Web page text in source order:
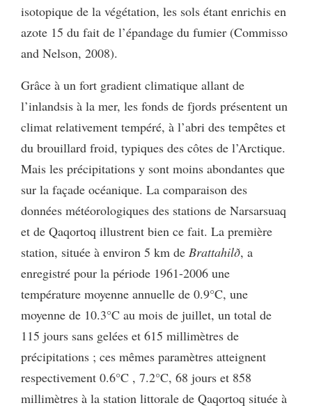
isotopique de la végétation, les sols étant enrichis en
azote 15 du fait de l’épandage du fumier (Commisso
and Nelson, 2008).
Grâce à un fort gradient climatique allant de
l’inlandsis à la mer, les fonds de fjords présentent un
climat relativement tempéré, à l’abri des tempêtes et
du brouillard froid, typiques des côtes de l’Arctique.
Mais les précipitations y sont moins abondantes que
sur la façade océanique. La comparaison des
données météorologiques des stations de Narsarsuaq
et de Qaqortoq illustrent bien ce fait. La première
station, située à environ 5 km de Brattahilð, a
enregistré pour la période 1961-2006 une
température moyenne annuelle de 0.9°C, une
moyenne de 10.3°C au mois de juillet, un total de
115 jours sans gelées et 615 millimètres de
précipitations ; ces mêmes paramètres atteignent
respectivement 0.6°C , 7.2°C, 68 jours et 858
millimètres à la station littorale de Qaqortoq située à